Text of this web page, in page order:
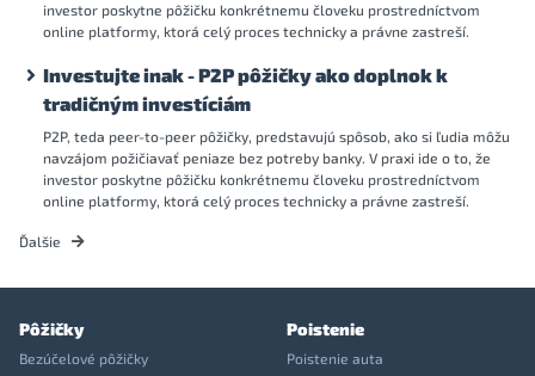
investor poskytne pôžičku konkrétnemu človeku prostredníctvom
online platformy, ktorá celý proces technicky a právne zastreší.
Investujte inak - P2P pôžičky ako doplnok k
tradičným investíciám
P2P, teda peer-to-peer pôžičky, predstavujú spôsob, ako si ľudia môžu
navzájom požičiavať peniaze bez potreby banky. V praxi ide o to, že
investor poskytne pôžičku konkrétnemu človeku prostredníctvom
online platformy, ktorá celý proces technicky a právne zastreší.
Ďalšie
Pôžičky
Bezúčelové pôžičky
Poistenie
Poistenie auta